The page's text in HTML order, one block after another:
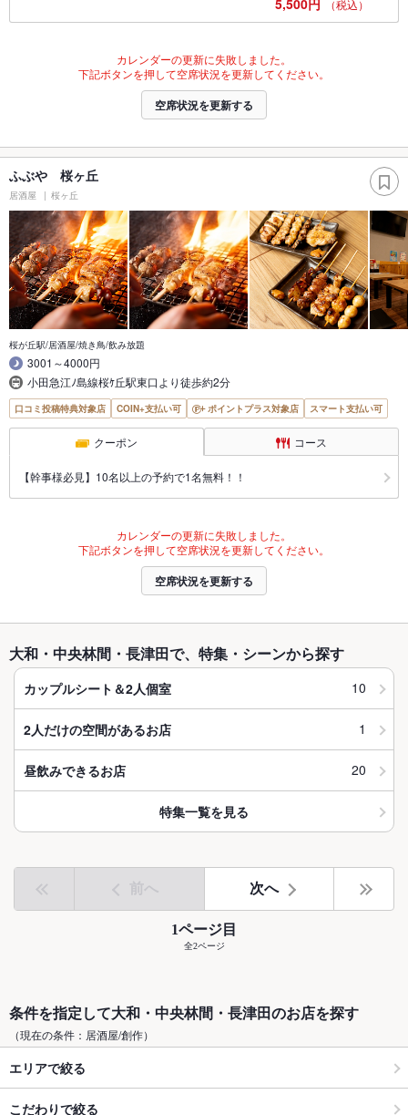
（税込）
カレンダーの更新に失敗しました。
下記ボタンを押して空席状況を更新してください。
空席状況を更新する
ふぶや 桜ヶ丘
居酒屋 桜ヶ丘
桜が丘駅/居酒屋/焼き鳥/飲み放題
3001～4000円
小田急江ﾉ島線桜ｹ丘駅東口より徒歩約2分
口コミ投稿特典対象店 COIN+支払い可 ポイントプラス対象店 スマート支払い可
クーポン コース
【幹事様必見】10名以上の予約で1名無料！！
カレンダーの更新に失敗しました。
下記ボタンを押して空席状況を更新してください。
空席状況を更新する
大和・中央林間・長津田で、特集・シーンから探す
カップルシート＆2人個室 10
2人だけの空間があるお店 1
昼飲みできるお店 20
特集一覧を見る
前へ 次へ
1ページ目
全2ページ
条件を指定して大和・中央林間・長津田のお店を探す
（現在の条件：居酒屋/創作）
エリアで絞る
こだわりで絞る